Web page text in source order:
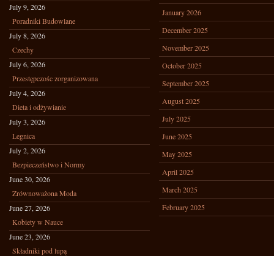
July 9, 2026
Poradniki Budowlane
July 8, 2026
Czechy
July 6, 2026
Przestępczośc zorganizowana
July 4, 2026
Dieta i odżywianie
July 3, 2026
Legnica
July 2, 2026
Bezpieczeństwo i Normy
June 30, 2026
Zrównoważona Moda
June 27, 2026
Kobiety w Nauce
June 23, 2026
Składniki pod lupą
January 2026
December 2025
November 2025
October 2025
September 2025
August 2025
July 2025
June 2025
May 2025
April 2025
March 2025
February 2025